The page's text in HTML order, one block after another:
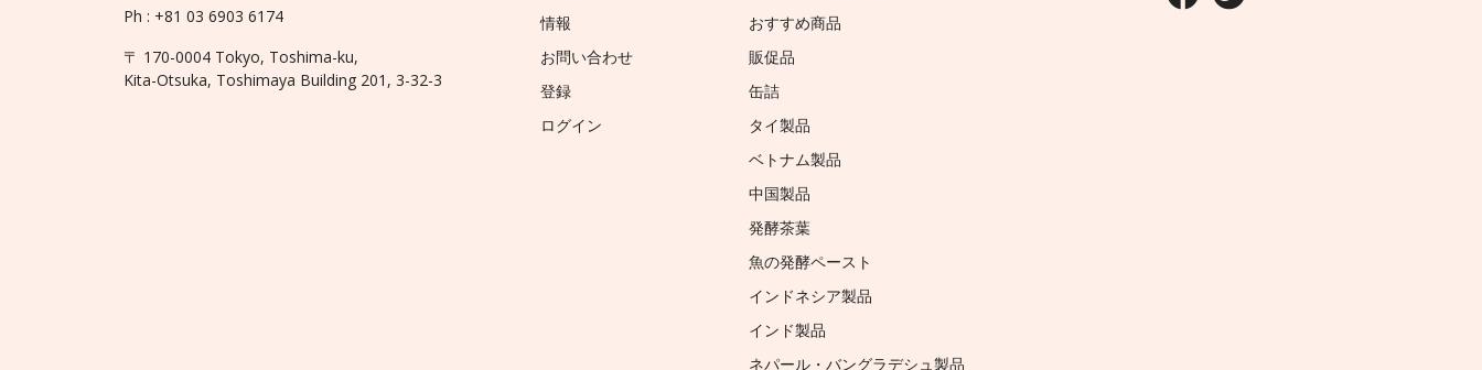
Ph : +81 03 6903 6174
〒 170-0004 Tokyo, Toshima-ku,
Kita-Otsuka, Toshimaya Building 201, 3-32-3
情報
お問い合わせ
登録
ログイン
おすすめ商品
販促品
缶詰
タイ製品
ベトナム製品
中国製品
発酵茶葉
魚の発酵ペースト
インドネシア製品
インド製品
ネパール・バングラデシュ製品